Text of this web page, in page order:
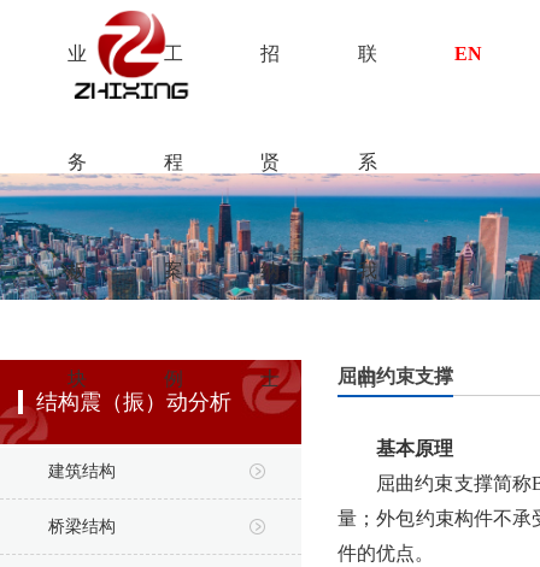
2939威尼斯(中国)股份有限公司
业
务
板
块
工
程
案
例
招
贤
纳
士
联
系
我
们
EN
结构震（振）动分析
建筑结构
桥梁结构
屈曲约束支撑
基本原理
屈曲约束支撑简
量；外包约束构件不承
件的优点。